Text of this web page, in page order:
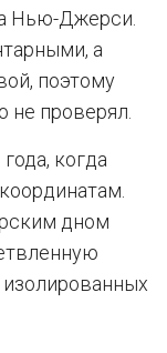
Нью-Джерси.
а
поэтому
не проверял.
когда
дном